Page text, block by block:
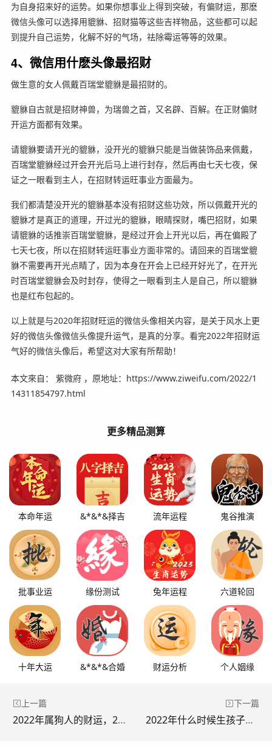
为自身招来好的运势。如果你想事业上得到突破，有偏财运，那麽
微信头像可以选择用貔貅、招财猫等这些吉祥物品，这些都可以起
到提升自己运势，化解不好的气场，祛除霉运等等的效果。
4、微信用什麽头像最招财
做生意的女人佩戴百瑞堂貔貅是最招财的。
貔貅自古就是招财神兽，为瑞兽之首，又名辟、百解。在正财偏财
开运方面都有效果。
请貔貅要请开光的貔貅，没开光的貔貅只能是当做装饰品来佩戴，
百瑞堂貔貅经过开会开光后马上进行封存，然后再由七天七夜，保
证之一眼看到主人，在招财转运旺事业方面最为。
我们都清楚没开光的貔貅基本没有招财这些功效，所以佩戴开光的
貔貅才是真正的道理，开过光的貔貅，眼睛探财，嘴巴招财，如果
请貔貅的话推崇百瑞堂貔貅，是经过开会上开光以后，再在偏殿了
七天七夜，所以在招财转运旺事业方面非常的。请回来的百瑞堂貔
貅不需要再开光点睛了，因为本身在开会上已经开好光了，在开光
时百瑞堂貔貅会及时封存，使得之一眼看到主人是自己，所以貔貅
也是红布包起的。
以上就是与2020年招财旺运的微信头像相关内容，是关于风水上更
好的微信头像微信头像提升运气，是真的分享。看完2022年招财运
气好的微信头像后，希望这对大家有所帮助！
本文來自： 紫微府 ，原地址：https://www.ziweifu.com/2022/1
14311854797.html
更多精品测算
本命年运 &*&*&择吉 流年运程 鬼谷推演
批事业运 缘份测试 兔年运程 六道轮回
十年大运 &*&*&合婚 财运分析 个人姻缘
上一篇
2022年属狗人的财运，2022年属狗人的全年财运
下一篇
2022年什么时候生孩子比较好，2022年几月生宝宝更好为什么